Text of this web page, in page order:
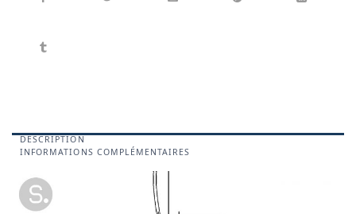
DESCRIPTION
INFORMATIONS COMPLÉMENTAIRES